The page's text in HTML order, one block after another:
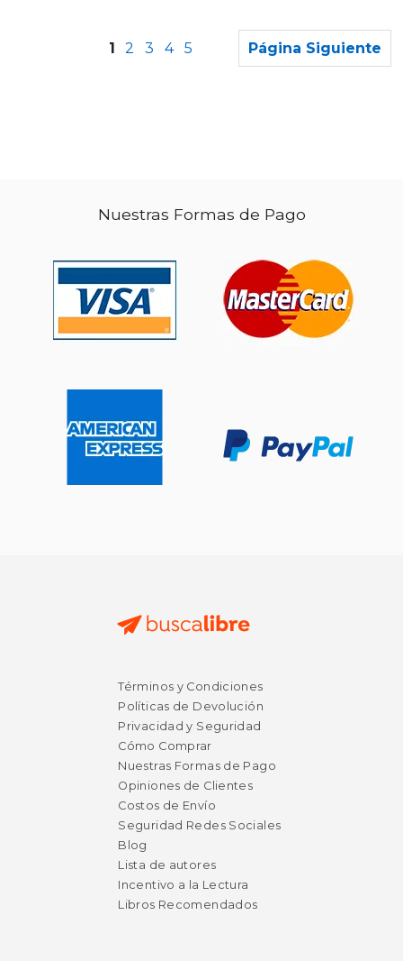
$ 117.56 dcto.
1 2 3 4 5 Página Siguiente
Nuestras Formas de Pago
Términos y Condiciones
Políticas de Devolución
Privacidad y Seguridad
Cómo Comprar
Nuestras Formas de Pago
Opiniones de Clientes
Costos de Envío
Seguridad Redes Sociales
Blog
Lista de autores
Incentivo a la Lectura
Libros Recomendados